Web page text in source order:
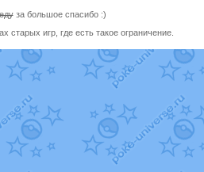
за большое спасибо :)
игр, где есть такое ограничение.